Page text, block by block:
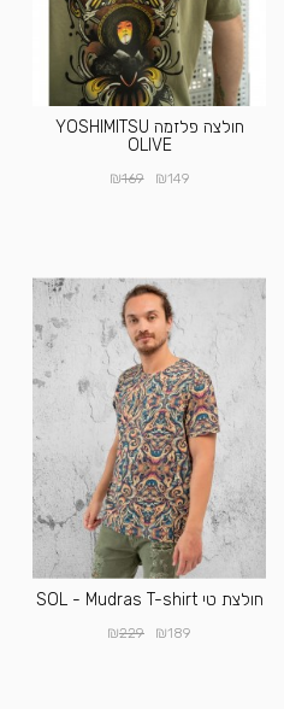
חולצה פלזמה YOSHIMITSU
OLIVE
₪149
₪169
חולצת טי SOL - Mudras T-shirt
₪189
₪229